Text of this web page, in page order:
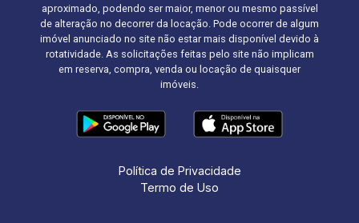
aproximado, podendo ser maior, menor ou mesmo passível
de alteração no decorrer da locação. Pode ocorrer de algum
imóvel anunciado no site não estar mais disponível devido à
rotatividade. As solicitações feitas pelo site não implicam
em reserva, compra, venda ou locação de quaisquer
imóveis.
Política de Privacidade
Termo de Uso